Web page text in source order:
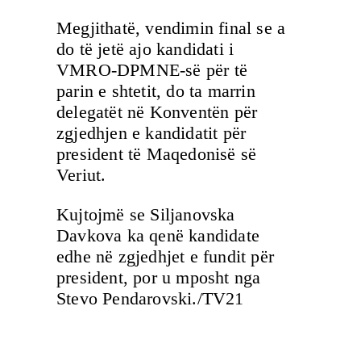
Megjithatë, vendimin final se a
do të jetë ajo kandidati i
VMRO-DPMNE-së për të
parin e shtetit, do ta marrin
delegatët në Konventën për
zgjedhjen e kandidatit për
president të Maqedonisë së
Veriut.
Kujtojmë se Siljanovska
Davkova ka qenë kandidate
edhe në zgjedhjet e fundit për
president, por u mposht nga
Stevo Pendarovski./TV21